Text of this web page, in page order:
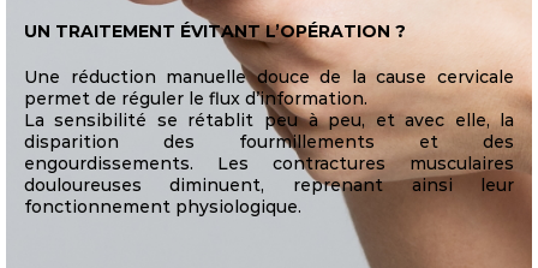
UN TRAITEMENT ÉVITANT L’OPÉRATION ?
Une réduction manuelle douce de la cause cervicale
permet de réguler le flux d’information.
La sensibilité se rétablit peu à peu, et avec elle, la
disparition des fourmillements et des
engourdissements. Les contractures musculaires
douloureuses diminuent, reprenant ainsi leur
fonctionnement physiologique.